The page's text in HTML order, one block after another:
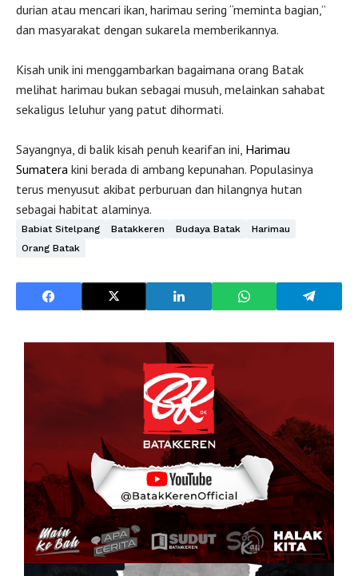
durian atau mencari ikan, harimau sering “meminta bagian,”
dan masyarakat dengan sukarela memberikannya.
Kisah unik ini menggambarkan bagaimana orang Batak
melihat harimau bukan sebagai musuh, melainkan sahabat
sekaligus leluhur yang patut dihormati.
Sayangnya, di balik kisah penuh kearifan ini, Harimau
Sumatera kini berada di ambang kepunahan. Populasinya
terus menyusut akibat perburuan dan hilangnya hutan
sebagai habitat alaminya.
Babiat Sitelpang Batakkeren Budaya Batak
Harimau
Orang Batak